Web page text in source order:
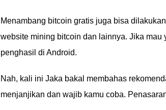
Menambang bitcoin gratis juga bisa
website mining bitcoin dan lainnya. Jika
penghasil di Android.
Nah, kali ini Jaka bakal membahas
menjanjikan dan wajib kamu coba.